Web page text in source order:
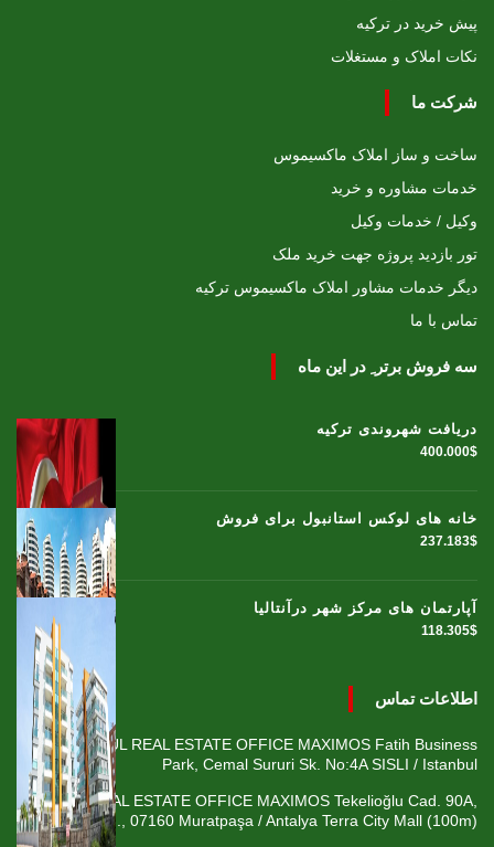
پیش خرید در ترکیه
نکات املاک و مستغلات
شرکت ما
ساخت و ساز املاک ماکسیموس
خدمات مشاوره و خرید
وکیل / خدمات وکیل
تور بازدید پروژه جهت خرید ملک
دیگر خدمات مشاور املاک ماکسیموس ترکیه
تماس با ما
سه فروش برتر ِ در این ماه
دریافت شهروندی ترکیه
400.000$
خانه های لوکس استانبول برای فروش
237.183$
آپارتمان های مرکز شهر درآنتالیا
118.305$
اطلاعات تماس
ISTANBUL REAL ESTATE OFFICE MAXIMOS Fatih Business
Park, Cemal Sururi Sk. No:4A SISLI / Istanbul
ANTALYA REAL ESTATE OFFICE MAXIMOS Tekelioğlu Cad. 90A,
Fener Mah., 07160 Muratpaşa / Antalya Terra City Mall (100m)